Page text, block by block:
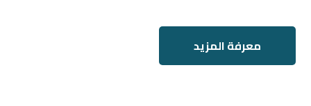
معرفة المزيد